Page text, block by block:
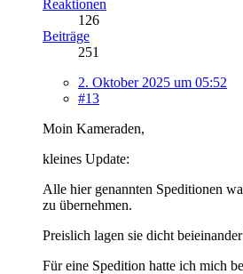
Reaktionen
126
Beiträge
251
2. Oktober 2025 um 05:52
#13
Moin Kameraden,
kleines Update:
Alle hier genannten Speditionen
zu übernehmen.
Preislich lagen sie dicht
Für eine Spedition hatte ich mich